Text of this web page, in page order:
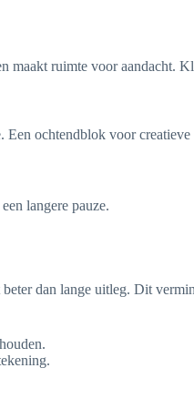
ruimte voor aandacht.
ochtendblok voor
langere pauze.
dan lange uitleg. Dit